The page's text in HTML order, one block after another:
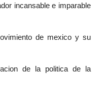
incansable e imparable
de mexico y su
de la politica de la